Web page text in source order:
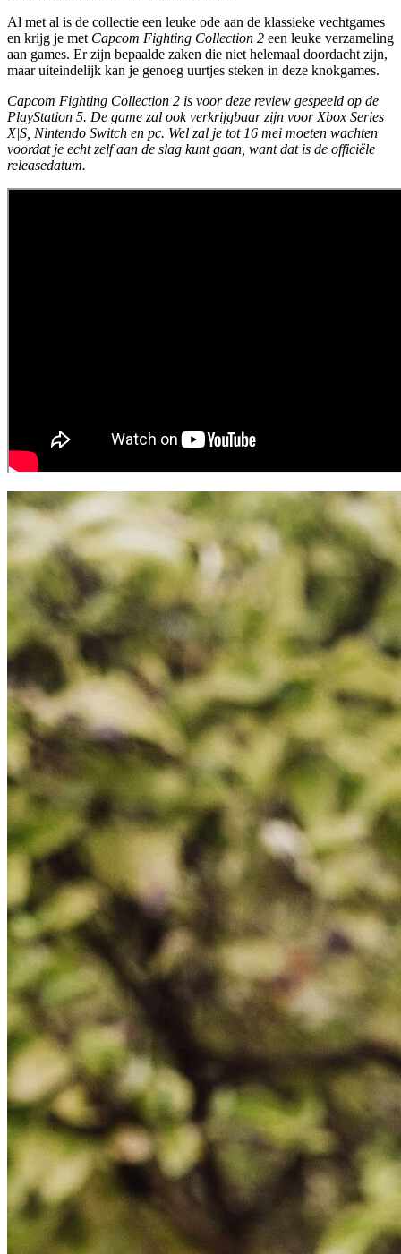
Al met al is de collectie een leuke ode aan de klassieke vechtgames
en krijg je met Capcom Fighting Collection 2 een leuke verzameling
aan games. Er zijn bepaalde zaken die niet helemaal doordacht zijn,
maar uiteindelijk kan je genoeg uurtjes steken in deze knokgames.
Capcom Fighting Collection 2 is voor deze review gespeeld op de
PlayStation 5. De game zal ook verkrijgbaar zijn voor Xbox Series
X|S, Nintendo Switch en pc. Wel zal je tot 16 mei moeten wachten
voordat je echt zelf aan de slag kunt gaan, want dat is de officiële
releasedatum.